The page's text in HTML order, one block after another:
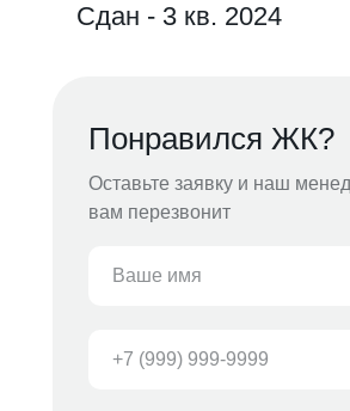
Оставьте заявку и наш
вам перезвонит
Понравился ЖК?
Сдан - 3 кв. 2024